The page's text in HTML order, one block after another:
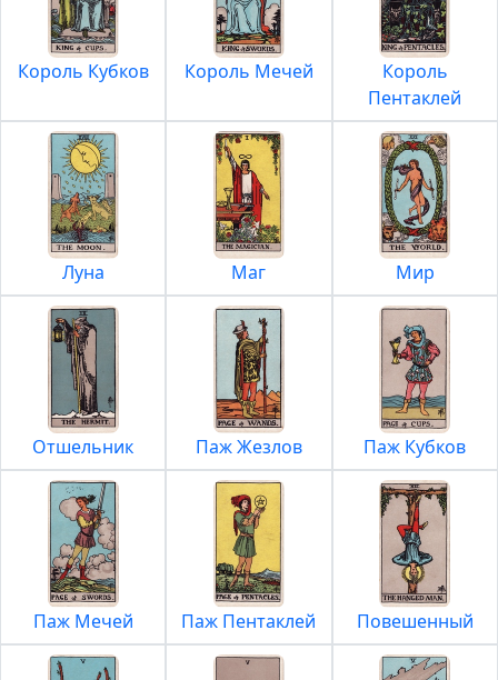
Король Кубков Король Мечей
Король
Пентаклей
Луна Маг Мир
Отшельник Паж Жезлов Паж Кубков
Паж Мечей Паж Пентаклей Повешенный